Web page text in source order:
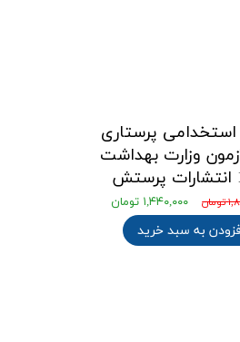
پرستاری
وزارت بهداشت
۱,۴۴۰,۰۰۰ تومان
به سبد خرید